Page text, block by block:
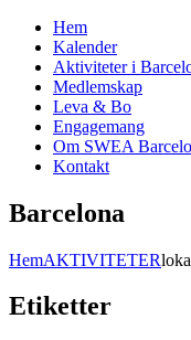
Hem
Kalender
Aktiviteter i
Medlemskap
Leva & Bo
Engagemang
Om SWEA
Kontakt
Barcelona
HemAKTIVITETER
Etiketter